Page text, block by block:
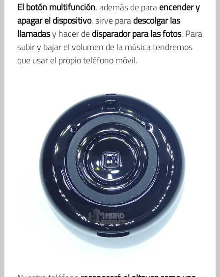
El botón multifunción, además de paraencender y
apagar el dispositivo, sirve paradescolgar las
llamadasy hacer dedisparador para las fotos. Para
subir y bajar el volumen de la música tendremos
que usar el propio teléfono móvil.